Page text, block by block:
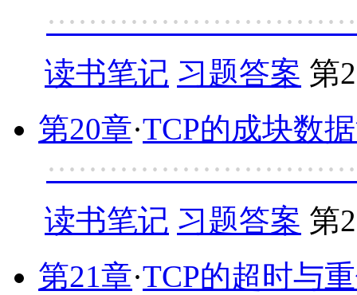
读书笔记 习题答案 第
第20章·TCP的成块数
读书笔记 习题答案 第
第21章·TCP的超时与